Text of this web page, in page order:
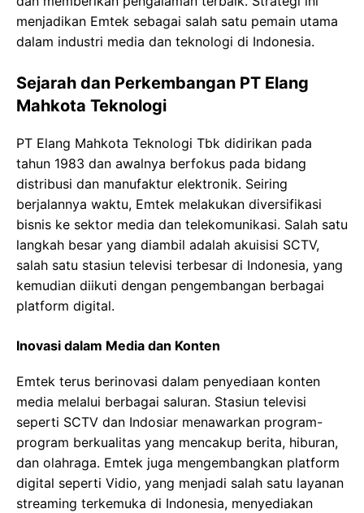
menjadikan Emtek sebagai salah satu pemain utama
dalam industri media dan teknologi di Indonesia.
Sejarah dan Perkembangan PT Elang
Mahkota Teknologi
PT Elang Mahkota Teknologi Tbk didirikan pada
tahun 1983 dan awalnya berfokus pada bidang
distribusi dan manufaktur elektronik. Seiring
berjalannya waktu, Emtek melakukan diversifikasi
bisnis ke sektor media dan telekomunikasi. Salah satu
langkah besar yang diambil adalah akuisisi SCTV,
salah satu stasiun televisi terbesar di Indonesia, yang
kemudian diikuti dengan pengembangan berbagai
platform digital.
Inovasi dalam Media dan Konten
Emtek terus berinovasi dalam penyediaan konten
media melalui berbagai saluran. Stasiun televisi
seperti SCTV dan Indosiar menawarkan program-
program berkualitas yang mencakup berita, hiburan,
dan olahraga. Emtek juga mengembangkan platform
digital seperti Vidio, yang menjadi salah satu layanan
streaming terkemuka di Indonesia, menyediakan